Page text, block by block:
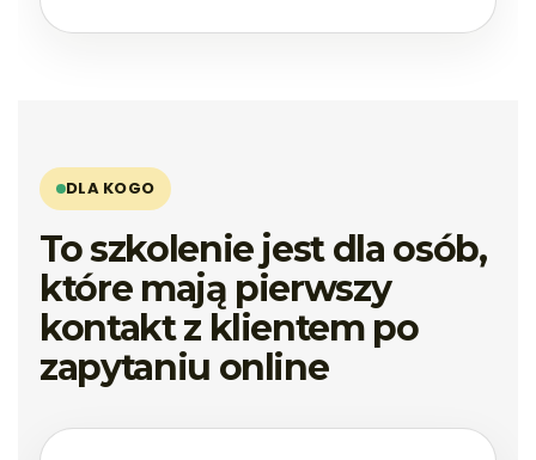
DLA KOGO
To szkolenie jest dla osób,
które mają pierwszy
kontakt z klientem po
zapytaniu online